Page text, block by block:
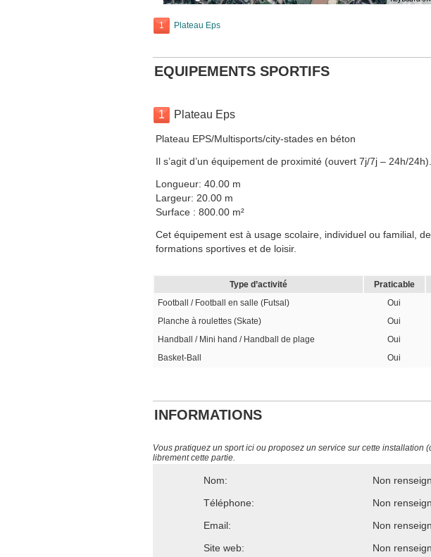
1 Plateau Eps
EQUIPEMENTS SPORTIFS
1 Plateau Eps
Plateau EPS/Multisports/city-stades en béton
Il s’agit d’un équipement de proximité (ouvert 7j/7j – 24h/24h).
Longueur: 40.00 m
Largeur: 20.00 m
Surface : 800.00 m²
Cet équipement est à usage scolaire, individuel ou familial,
formations sportives et de loisir.
Type d’activité Praticable
Football / Football en salle (Futsal)
Oui
Planche à roulettes (Skate)
Oui
Handball / Mini hand / Handball de plage
Oui
Basket-Ball
Oui
INFORMATIONS
Vous pratiquez un sport ici ou proposez un service sur cette installation
librement cette partie.
Nom:
Non
Téléphone:
Non
Email:
Non
Site web:
Non